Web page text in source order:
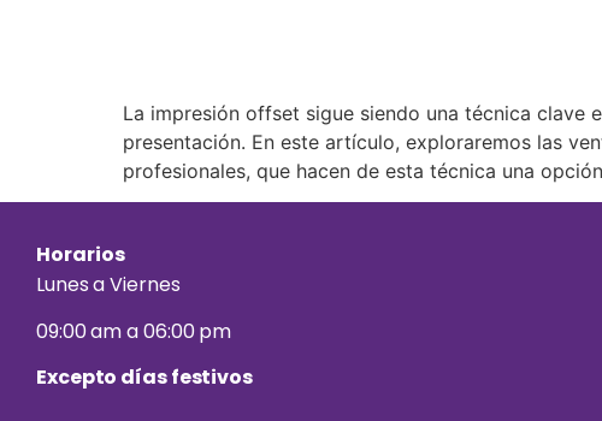
La impresión offset sigue siendo una técnica
presentación. En este artículo, exploraremos las
profesionales, que hacen de esta técnica una
Horarios
Lunes a Viernes
09:00 am a 06:00 pm
Excepto días festivos